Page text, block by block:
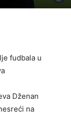
fudbala u
Dženan
na